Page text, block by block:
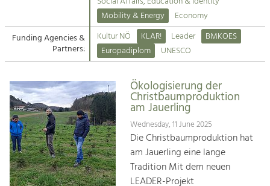
Suche
Impressum
Kontakt
Tourism
Offer Development and Positioning
Art & Culture
Crafts, Science and Research.
Social Affairs, Education
& Identity
Equality, Youth and Integration.
Mobility & Energy
Economy
Funding Agencies &
Partners:
Kultur NÖ KLAR! Leader
BMKOES
Europadiplom
UNESCO
Ökologisierung der
Christbaumproduktion
am Jauerling
Wednesday, 11 June 2025
Die Christbaumproduktion hat
am Jauerling eine lange
Tradition Mit dem neuen
LEADER-Projekt